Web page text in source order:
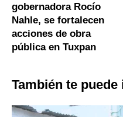
gobernadora Rocío
Nahle, se fortalecen
acciones de obra
pública en Tuxpan
También te